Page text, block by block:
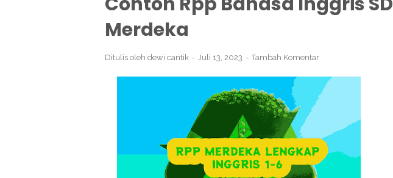
Merdeka
Ditulis oleh dewi cantik Juli 13, 2023 Tambah Komentar